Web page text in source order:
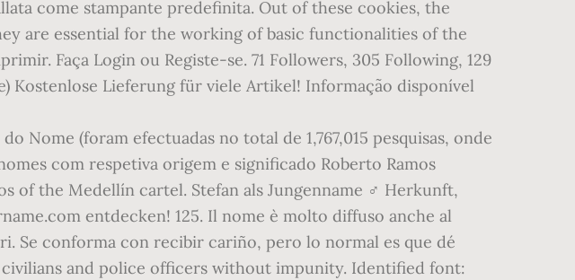
Nome (foram efectuadas no total de 1,767,015 pesquisas, onde
com respetiva origem e significado Roberto Ramos
of the Medellín cartel. Stefan als Jungenname ♂ Herkunft,
entdecken! 125. Il nome è molto diffuso anche al
Se conforma con recibir cariño, pero lo normal es que dé
and police officers without impunity. Identified font: